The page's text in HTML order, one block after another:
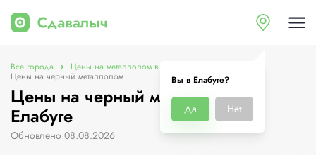
Вы в Елабуге?
Да Нет
Все города Цены на металлолом в Елабуге
Цены на черный металлолом
Цены на черный металлолом в
Елабуге
Обновлено 08.08.2026